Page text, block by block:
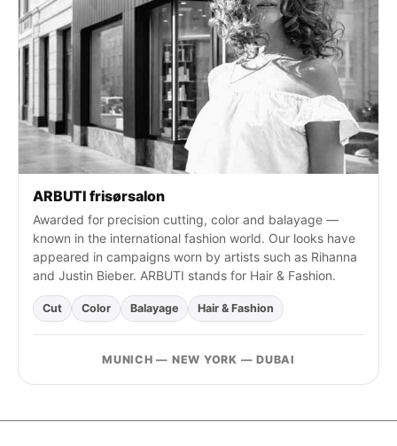
r
:
ARBUTI frisørsalon
Awarded for precision cutting, color and balayage —
known in the international fashion world. Our looks have
appeared in campaigns worn by artists such as Rihanna
and Justin Bieber. ARBUTI stands for Hair & Fashion.
Cut Color Balayage Hair & Fashion
MUNICH — NEW YORK — DUBAI